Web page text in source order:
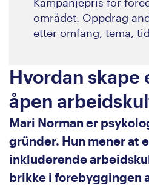
området. Oppdrag
etter omfang, tema,
Hvordan skape
åpen
Mari Norman er
gründer. Hun mener at
inkluderende
brikke i forebyggingen